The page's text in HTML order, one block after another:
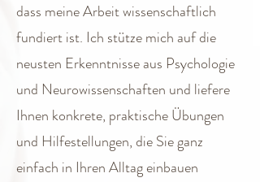
dass meine Arbeit wissenschaftlich
fundiert ist. Ich stütze mich auf die
neusten Erkenntnisse aus Psychologie
und Neurowissenschaften und liefere
Ihnen konkrete, praktische Übungen
und Hilfestellungen, die Sie ganz
einfach in Ihren Alltag einbauen